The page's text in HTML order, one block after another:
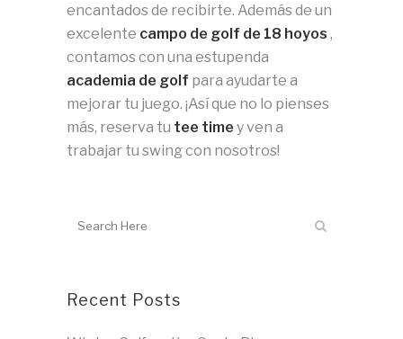
encantados de recibirte. Además de un
excelente campo de golf de 18 hoyos ,
contamos con una estupenda
academia de golf para ayudarte a
mejorar tu juego. ¡Así que no lo pienses
más, reserva tu tee time y ven a
trabajar tu swing con nosotros!
Recent Posts